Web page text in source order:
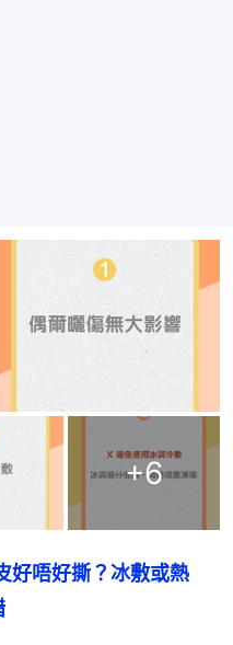
+6
好唔好撕？冰敷或熱